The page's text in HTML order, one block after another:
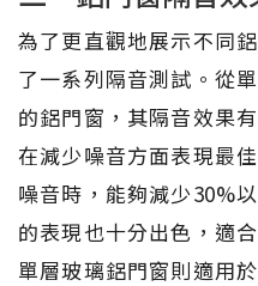
為了更直觀地展示不同
了一系列隔音測試。從
的鋁門窗，其隔音效果
在減少噪音方面表現最
噪音時，能夠減少30%
的表現也十分出色，適
單層玻璃鋁門窗則適用